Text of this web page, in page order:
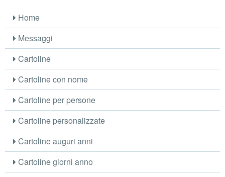
Home
Messaggi
Cartoline
Cartoline con nome
Cartoline per persone
Cartoline personalizzate
Cartoline auguri anni
Cartoline giorni anno